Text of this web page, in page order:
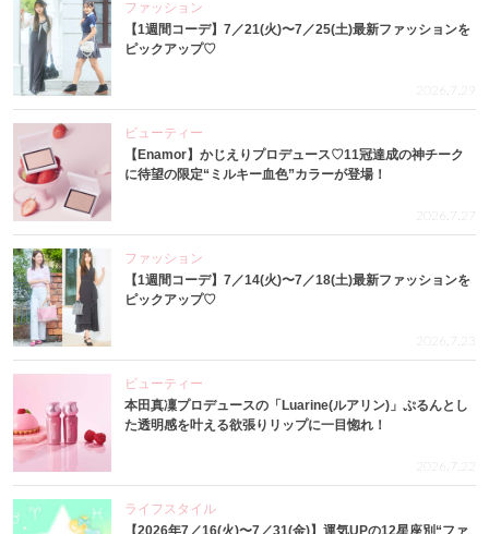
ファッション
【1週間コーデ】7／21(火)〜7／25(土)最新ファッションを
ピックアップ♡
2026.7.29
ビューティー
【Enamor】かじえりプロデュース♡11冠達成の神チーク
に待望の限定“ミルキー血色”カラーが登場！
2026.7.27
ファッション
【1週間コーデ】7／14(火)〜7／18(土)最新ファッションを
ピックアップ♡
2026.7.23
ビューティー
本田真凜プロデュースの「Luarine(ルアリン)」ぷるんとし
た透明感を叶える欲張りリップに一目惚れ！
2026.7.22
ライフスタイル
【2026年7／16(火)〜7／31(金)】運気UPの12星座別“ファ